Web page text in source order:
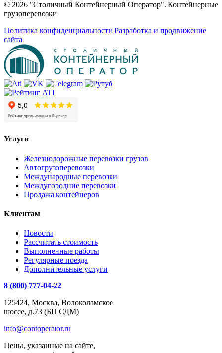
© 2026 "Столичный Контейнерный Оператор". Контейнерные
грузоперевозки
Политика конфиденциальности Разработка и продвижение
сайта
Услуги
Железнодорожные перевозки грузов
Автогрузоперевозки
Международные перевозки
Междугородние перевозки
Продажа контейнеров
Клиентам
Новости
Рассчитать стоимость
Выполненные работы
Регулярные поезда
Дополнительные услуги
8 (800) 777-04-22
125424, Москва, Волоколамское
шоссе, д.73 (БЦ СДМ)
info@contoperator.ru
Цены, указанные на сайте,